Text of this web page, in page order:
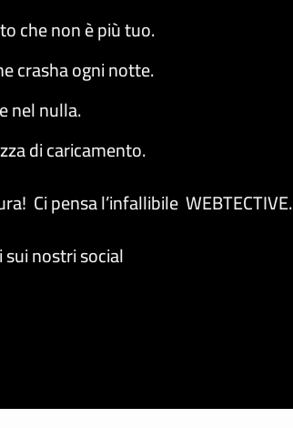
che non è più tuo.
crasha ogni notte.
nel nulla.
di caricamento.
Ci pensa l’infallibile WEBTECTIVE.
nostri social